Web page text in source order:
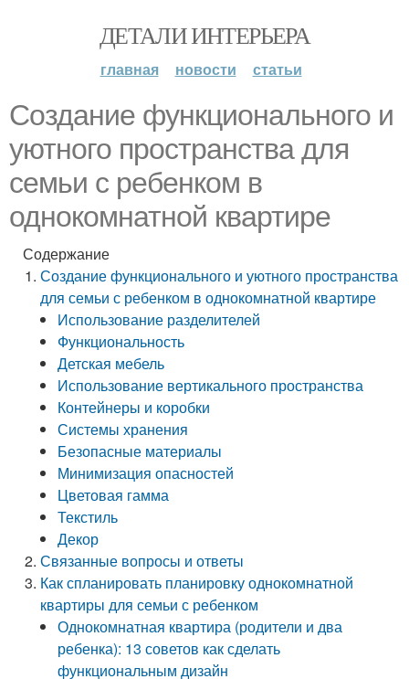
ДЕТАЛИ ИНТЕРЬЕРА
главная новости статьи
Создание функционального и
уютного пространства для
семьи с ребенком в
однокомнатной квартире
Содержание
Создание функционального и уютного пространства
для семьи с ребенком в однокомнатной квартире
Использование разделителей
Функциональность
Детская мебель
Использование вертикального пространства
Контейнеры и коробки
Системы хранения
Безопасные материалы
Минимизация опасностей
Цветовая гамма
Текстиль
Декор
Связанные вопросы и ответы
Как спланировать планировку однокомнатной
квартиры для семьи с ребенком
Однокомнатная квартира (родители и два
ребенка): 13 советов как сделать
функциональным дизайн